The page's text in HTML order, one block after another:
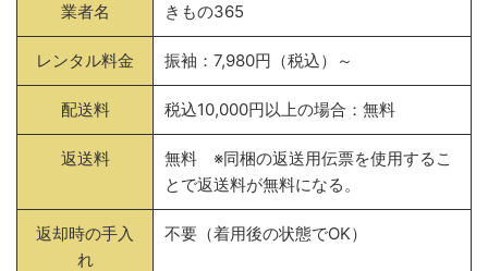
業者名 きもの365
レンタル料金 振袖：7,980円（税込）～
配送料 税込10,000円以上の場合：無料
返送料
無料 ※同梱の返送用伝票を使用するこ
とで返送料が無料になる。
返却時の手入
れ
不要（着用後の状態でOK）